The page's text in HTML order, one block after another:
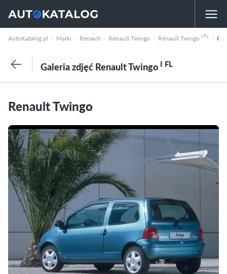
AutoKatalog.pl Marki Renault Renault Twingo Renault Twingo I FL
Galeria zdjęć Renault Twingo I FL
Renault Twingo